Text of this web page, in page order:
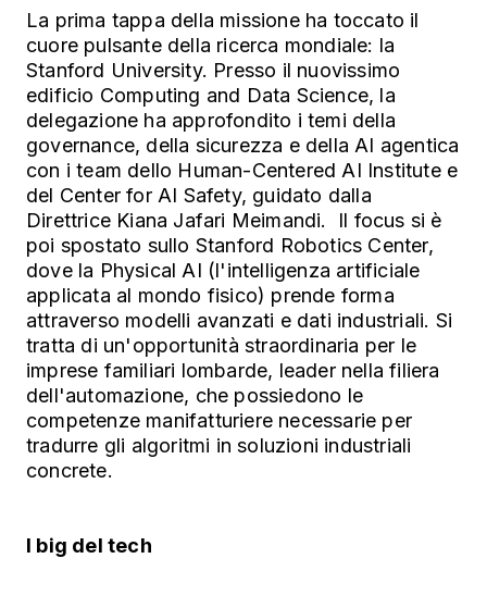
La prima tappa della missione ha toccato il
cuore pulsante della ricerca mondiale: la
Stanford University. Presso il nuovissimo
edificio Computing and Data Science, la
delegazione ha approfondito i temi della
governance, della sicurezza e della AI agentica
con i team dello Human-Centered AI Institute e
del Center for AI Safety, guidato dalla
Direttrice Kiana Jafari Meimandi. Il focus si è
poi spostato sullo Stanford Robotics Center,
dove la Physical AI (l'intelligenza artificiale
applicata al mondo fisico) prende forma
attraverso modelli avanzati e dati industriali. Si
tratta di un'opportunità straordinaria per le
imprese familiari lombarde, leader nella filiera
dell'automazione, che possiedono le
competenze manifatturiere necessarie per
tradurre gli algoritmi in soluzioni industriali
concrete.
I big del tech